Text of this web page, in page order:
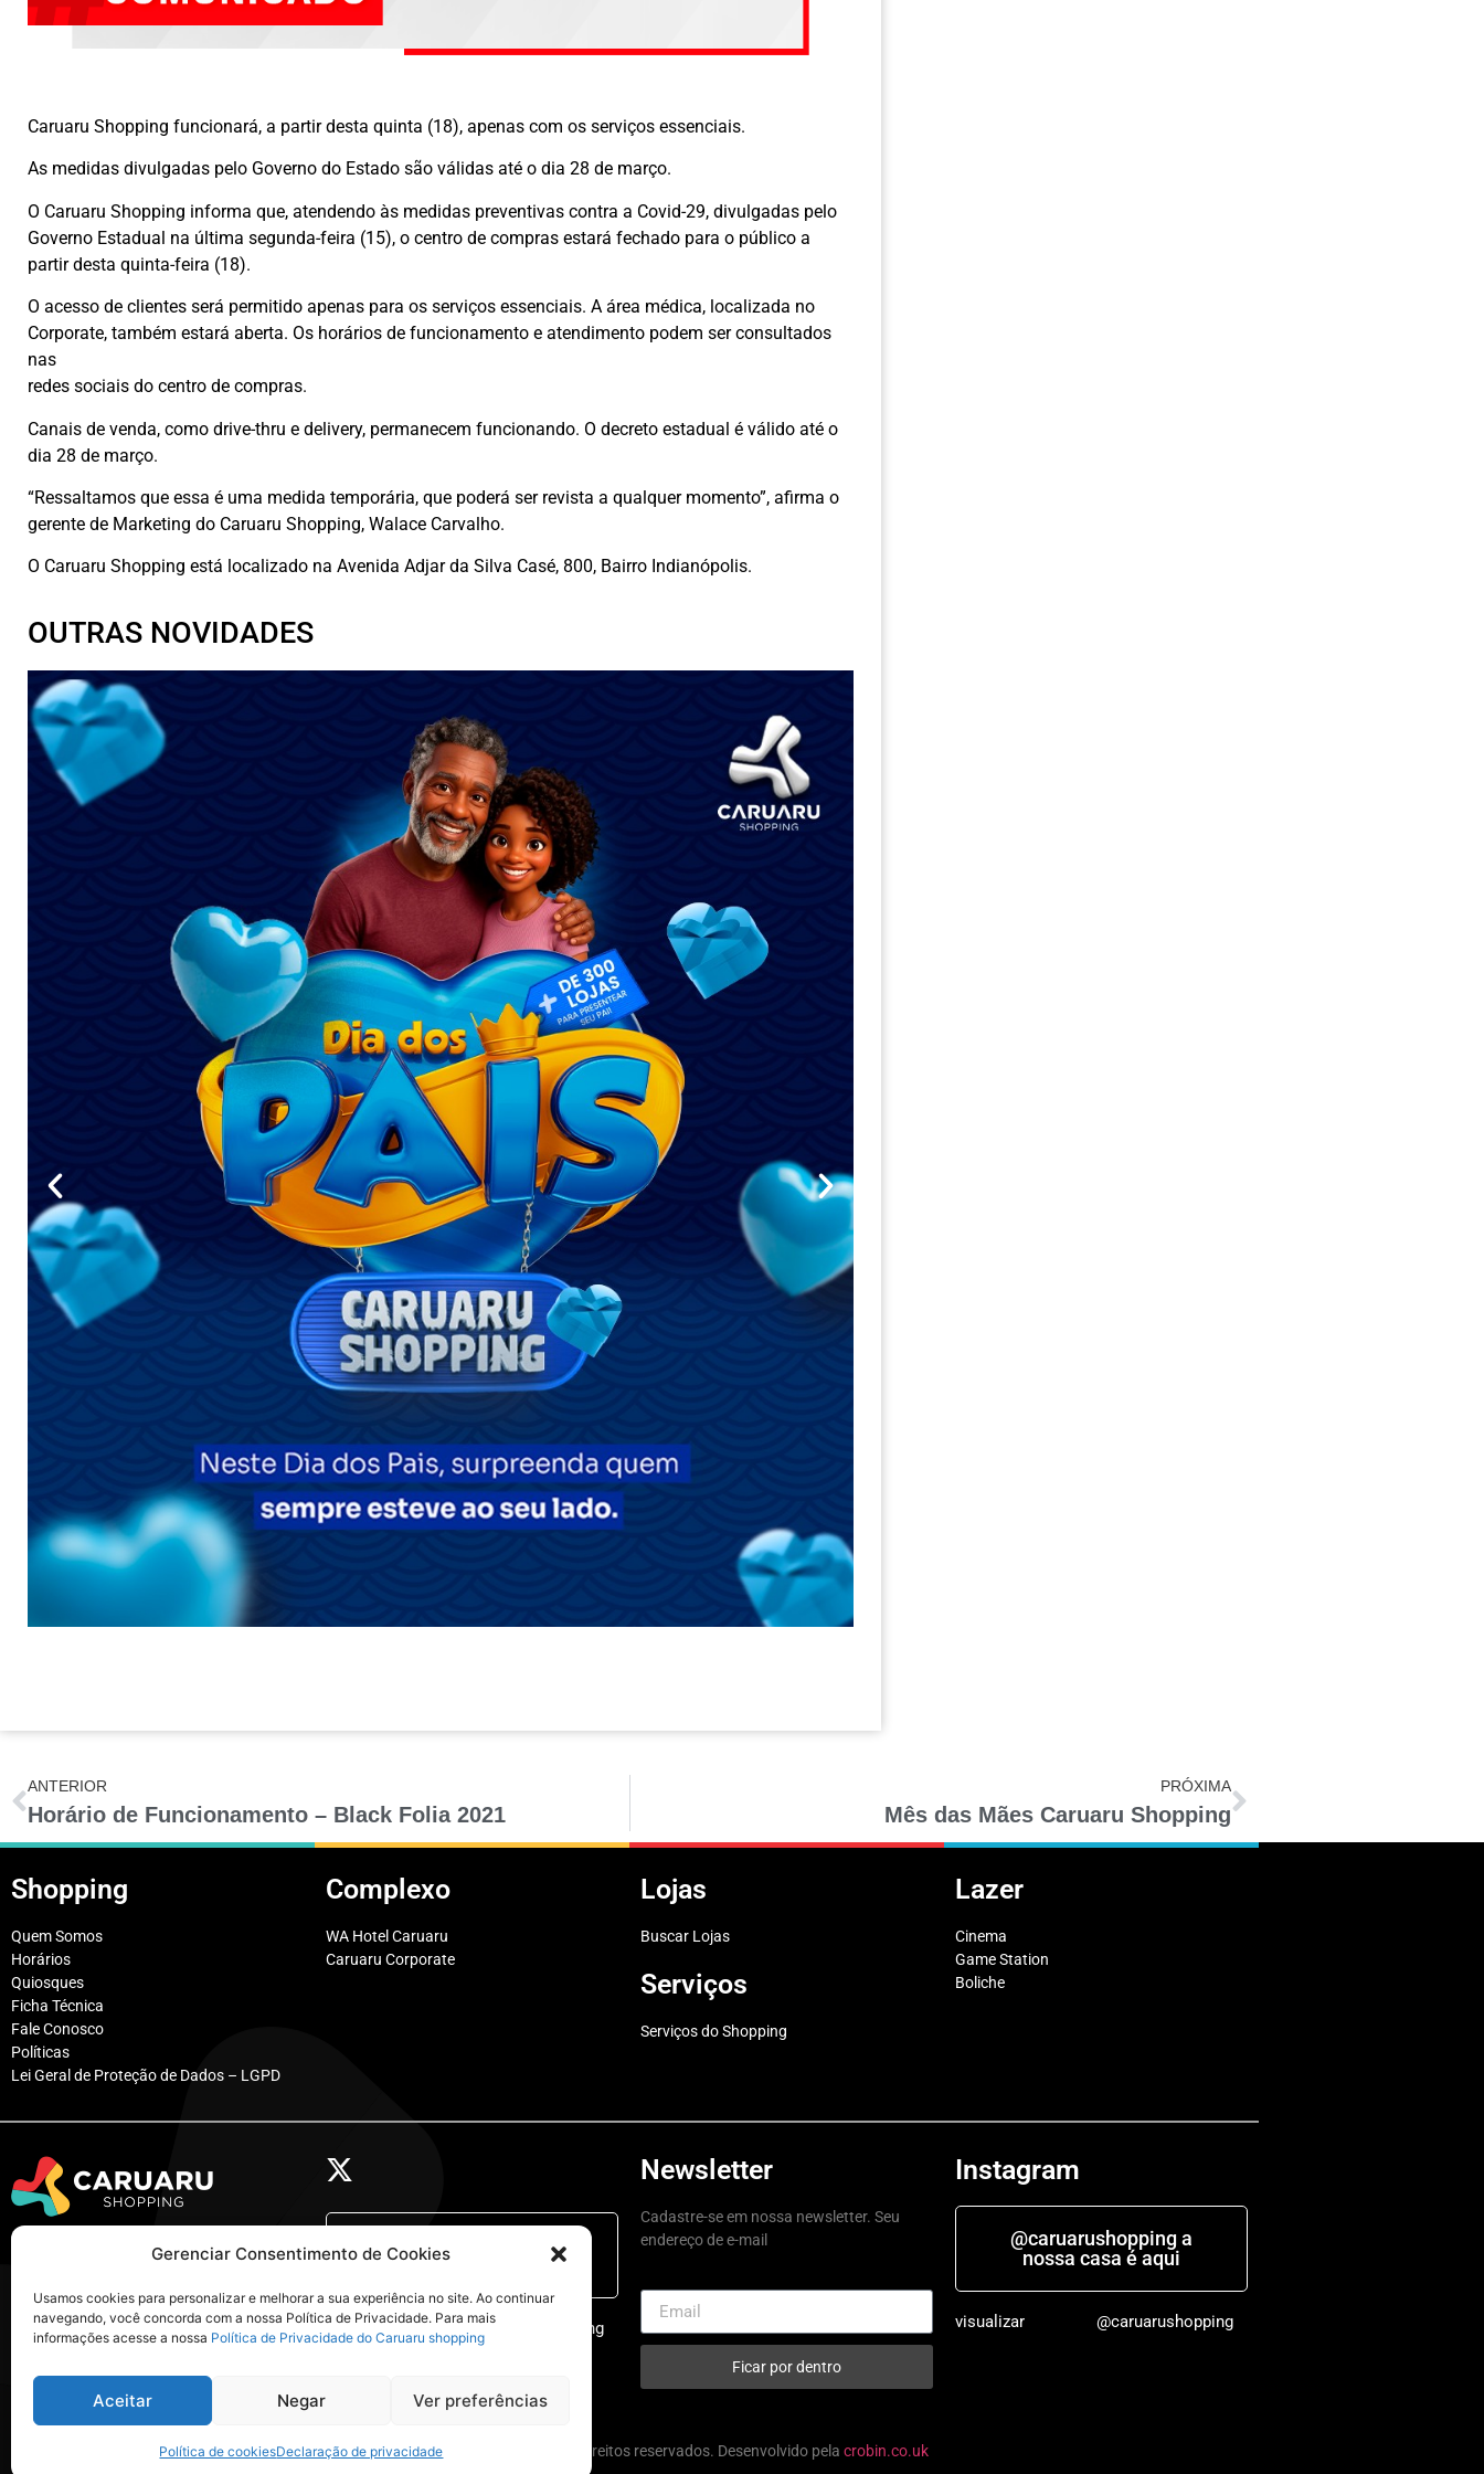
Gerenciar Consentimento de Cookies
Usamos cookies para personalizar e melhorar a sua experiência no site. Ao continuar
navegando, você concorda com a nossa Política de Privacidade. Para mais
informações acesse a nossa Política de Privacidade do Caruaru shopping
Aceitar Negar Ver preferências
Política de cookiesDeclaração de privacidade
Caruaru Shopping funcionará, a partir desta quinta (18), apenas com os serviços essenciais.
As medidas divulgadas pelo Governo do Estado são válidas até o dia 28 de março.
O Caruaru Shopping informa que, atendendo às medidas preventivas contra a Covid-29, divulgadas pelo
Governo Estadual na última segunda-feira (15), o centro de compras estará fechado para o público a
partir desta quinta-feira (18).
O acesso de clientes será permitido apenas para os serviços essenciais. A área médica, localizada no
Corporate, também estará aberta. Os horários de funcionamento e atendimento podem ser consultados
nas
redes sociais do centro de compras.
Canais de venda, como drive-thru e delivery, permanecem funcionando. O decreto estadual é válido até o
dia 28 de março.
“Ressaltamos que essa é uma medida temporária, que poderá ser revista a qualquer momento”, afirma o
gerente de Marketing do Caruaru Shopping, Walace Carvalho.
O Caruaru Shopping está localizado na Avenida Adjar da Silva Casé, 800, Bairro Indianópolis.
OUTRAS NOVIDADES
ANTERIOR
Horário de Funcionamento – Black Folia 2021
PRÓXIMA
Mês das Mães Caruaru Shopping
Shopping
Quem Somos
Horários
Quiosques
Ficha Técnica
Fale Conosco
Políticas
Lei Geral de Proteção de Dados – LGPD
Complexo
WA Hotel Caruaru
Caruaru Corporate
Lojas
Buscar Lojas
Serviços
Serviços do Shopping
Lazer
Cinema
Game Station
Boliche
Av. Adjar da Silva Casé, 800
Tel: (81) 3722-9999
@caruarushopping a a
nossa casa é aqui
visualizar @caruarushopping
Newsletter
Cadastre-se em nossa newsletter. Seu
endereço de e-mail
Ficar por dentro
Instagram
@caruarushopping a
nossa casa é aqui
visualizar @caruarushopping
© 2026 Caruaru Shopping, todos os direitos reservados. Desenvolvido pela crobin.co.uk